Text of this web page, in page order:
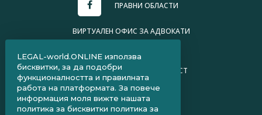
ПРАВНИ ОБЛАСТИ
ВИРТУАЛЕН ОФИС ЗА АДВОКАТИ
ПОЛИТИКА ЗА ПОВЕРИТЕЛНОСТ
ЧЗВ ЗА КЛИЕНТИ
ЧЗВ ЗА АДВОКАТИ
LEGAL-world.ONLINE използва
бисквитки, за да подобри
функционалността и правилната
работа на платформата. За повече
информация моля вижте нашата
политика за бисквитки политика за